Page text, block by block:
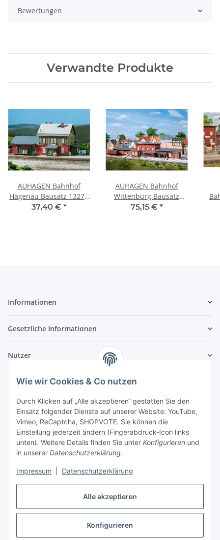
Alle akzeptieren
Konfigurieren
Wie wir Cookies & Co nutzen
Durch Klicken auf „Alle akzeptieren“ gestatten Sie den
Einsatz folgender Dienste auf unserer Website: YouTube,
Vimeo, ReCaptcha, SHOPVOTE. Sie können die
Einstellung jederzeit ändern (Fingerabdruck-Icon links
unten). Weitere Details finden Sie unter Konfigurieren und
in unserer Datenschutzerklärung.
Impressum Datenschutzerklärung
Bewertungen
Verwandte Produkte
AUHAGEN Bahnhof
Hagenau Bausatz 13275
Spur TT
37,40 € *
AUHAGEN Bahnhof
Wittenburg Bausatz
13328 Spur TT
75,15 € *
Informationen
Gesetzliche Informationen
Nutzer